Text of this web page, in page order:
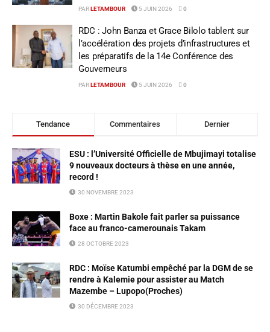
PAR LETAMBOUR 5 JUIN 2026 0
RDC : John Banza et Grace Bilolo tablent sur
l’accélération des projets d’infrastructures et
les préparatifs de la 14e Conférence des
Gouverneurs
PAR LETAMBOUR 5 JUIN 2026 0
Tendance Commentaires Dernier
ESU : l’Université Officielle de Mbujimayi totalise
9 nouveaux docteurs à thèse en une année,
record !
30 NOVEMBRE 2023
Boxe : Martin Bakole fait parler sa puissance
face au franco-camerounais Takam
28 OCTOBRE 2023
RDC : Moïse Katumbi empêché par la DGM de se
rendre à Kalemie pour assister au Match
Mazembe – Lupopo(Proches)
30 DÉCEMBRE 2023